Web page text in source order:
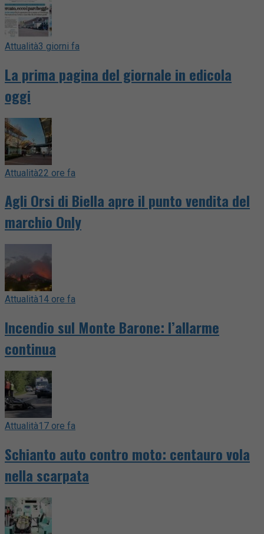
Attualità3 giorni fa
La prima pagina del giornale in edicola
oggi
Attualità22 ore fa
Agli Orsi di Biella apre il punto vendita del
marchio Only
Attualità14 ore fa
Incendio sul Monte Barone: l’allarme
continua
Attualità17 ore fa
Schianto auto contro moto: centauro vola
nella scarpata